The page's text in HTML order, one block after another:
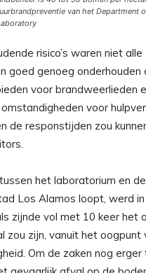
van het Department
risico’s waren niet alle
goed genoeg onderhouden
voor brandweerlieden
voor
de responstijden zou
het laboratorium en de
Los Alamos loopt, werd
zijnde vol met 10 keer het
zou zijn, vanuit het oogpunt
Om de zaken nog erger